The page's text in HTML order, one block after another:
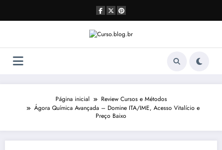
o
Página inicial
Review Cursos e Métodos
Ágora Química Avançada – Domine ITA/IME, Acesso Vitalício e
Preço Baixo